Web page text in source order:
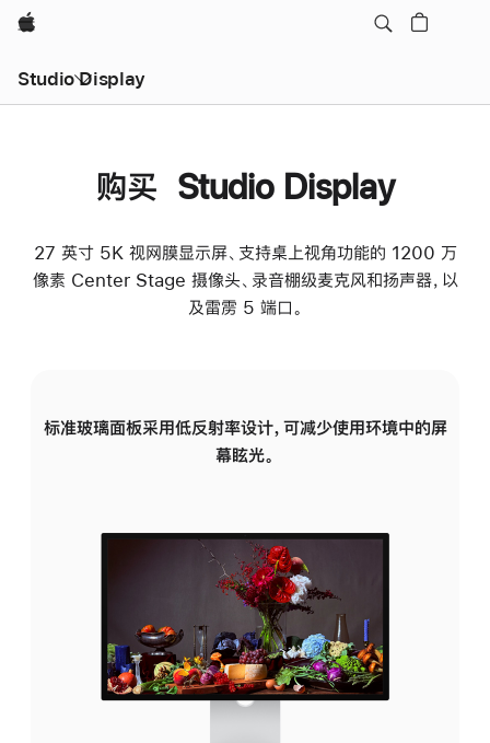
Apple
Studio Display
购买 Studio Display
27 英寸 5K 视网膜显示屏、支持桌上视角功能的 1200 万
像素 Center Stage 摄像头、录音棚级麦克风和扬声器，以
及雷雳 5 端口。
标准玻璃面板采用低反射率设计，可减少使用环境中的屏
幕眩光。